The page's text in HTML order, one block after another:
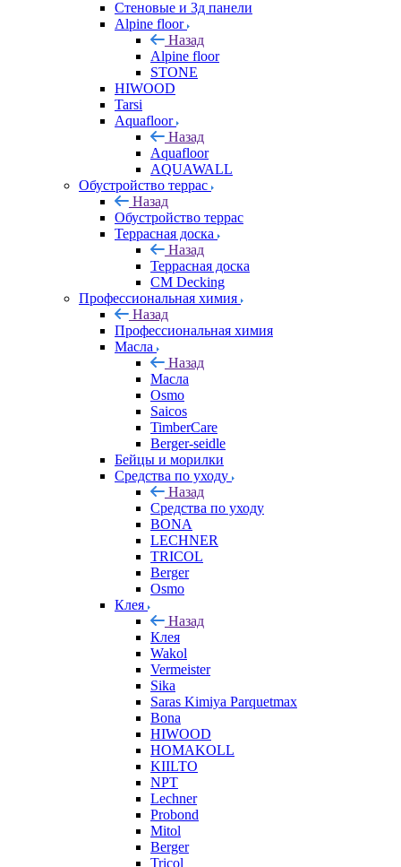
Стеновые и 3д панели
Alpine floor
Назад
Alpine floor
STONE
HIWOOD
Tarsi
Aquafloor
Назад
Aquafloor
AQUAWALL
Обустройство террас
Назад
Обустройство террас
Террасная доска
Назад
Террасная доска
CM Decking
Профессиональная химия
Назад
Профессиональная химия
Масла
Назад
Масла
Osmo
Saicos
TimberCare
Berger-seidle
Бейцы и морилки
Средства по уходу
Назад
Средства по уходу
BONA
LECHNER
TRICOL
Berger
Osmo
Клея
Назад
Клея
Wakol
Vermeister
Sika
Saras Kimiya Parquetmax
Bona
HIWOOD
HOMAKOLL
KIILTO
NPT
Lechner
Probond
Mitol
Berger
Tricol